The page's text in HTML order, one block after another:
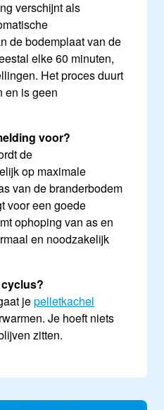
verschijnt als
de bodemplaat van de
elke 60 minuten,
Het proces duurt
en is geen
voor?
de
op maximale
van de branderbodem
voor een goede
ophoping van as en
en noodzakelijk
jepelletkachel
Je hoeft niets
zitten.